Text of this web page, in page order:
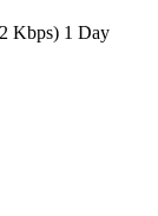
Kbps) 1 Day